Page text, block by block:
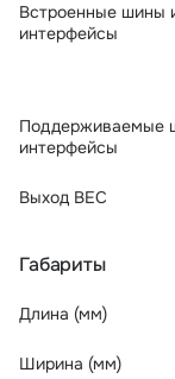
Встроенные шины
интерфейсы
Поддерживаемые
интерфейсы
Выход BEC
Габариты
Длина (мм)
Ширина (мм)